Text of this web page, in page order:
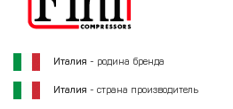
Италия - родина бренда
Италия - страна производитель